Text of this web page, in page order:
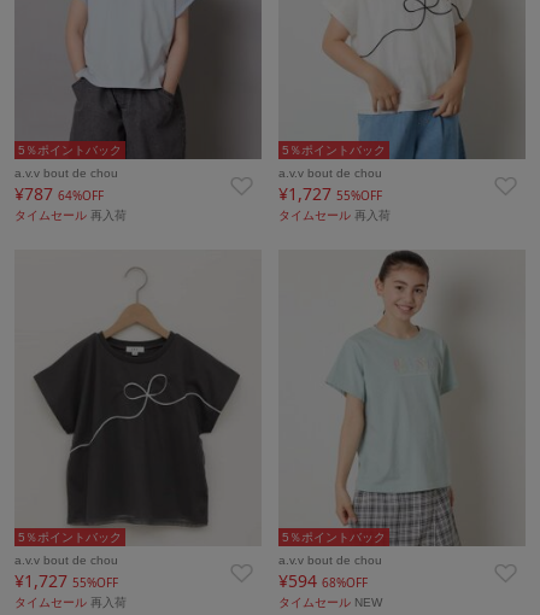
5％ポイントバック
a.v.v bout de chou
¥787 64%OFF
タイムセール 再入荷
5％ポイントバック
a.v.v bout de chou
¥1,72755%OFF
タイムセール再入荷
5％ポイントバック
a.v.v bout de chou
¥1,727 55%OFF
タイムセール 再入荷
5％ポイントバック
a.v.v bout de chou
¥59468%OFF
タイムセール NEW